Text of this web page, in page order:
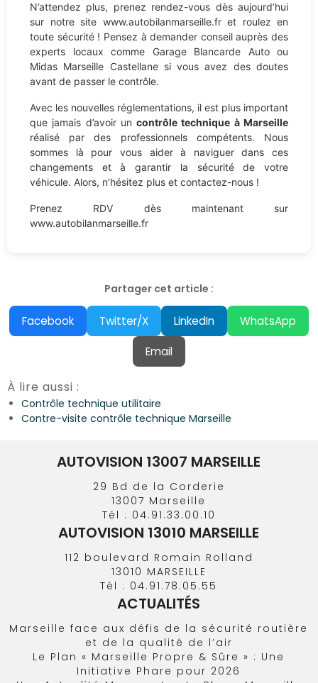
N’attendez plus, prenez rendez-vous dès aujourd’hui
sur notre site www.autobilanmarseille.fr et roulez en
toute sécurité ! Pensez à demander conseil auprès des
experts locaux comme Garage Blancarde Auto ou
Midas Marseille Castellane si vous avez des doutes
avant de passer le contrôle.
Avec les nouvelles réglementations, il est plus important
que jamais d’avoir uncontrôle technique à Marseille
réalisé par des professionnels compétents. Nous
sommes là pour vous aider à naviguer dans ces
changements et à garantir la sécurité de votre
véhicule. Alors, n’hésitez plus et contactez-nous !
Prenez RDV dès maintenant sur
www.autobilanmarseille.fr
Partager cet article :
Facebook Twitter/X LinkedIn WhatsApp
Email
À lire aussi :
Contrôle technique utilitaire
Contre-visite contrôle technique Marseille
AUTOVISION 13007 MARSEILLE
29 Bd de la Corderie
13007 Marseille
Tél : 04.91.33.00.10
AUTOVISION 13010 MARSEILLE
112 boulevard Romain Rolland
13010 MARSEILLE
Tél : 04.91.78.05.55
ACTUALITÉS
Marseille face aux défis de la sécurité routière
et de la qualité de l’air
Le Plan « Marseille Propre & Sûre » : Une
Initiative Phare pour 2026